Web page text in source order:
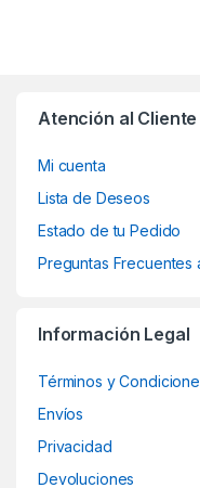
Atención al Cliente
Mi cuenta
Lista de Deseos
Estado de tu Pedido
Preguntas
Información Legal
Términos y
Envíos
Privacidad
Devoluciones